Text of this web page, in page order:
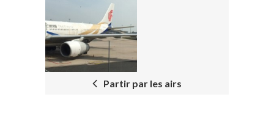
NAVIGATION
Partir par les airs